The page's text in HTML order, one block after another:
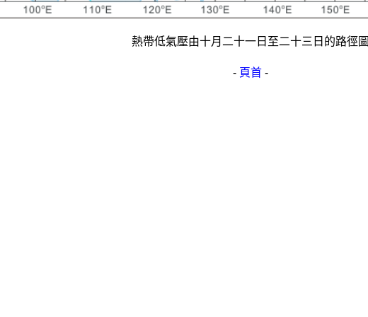
熱帶低氣壓由十月二十一日至二十三日的路徑圖
- 頁首 -